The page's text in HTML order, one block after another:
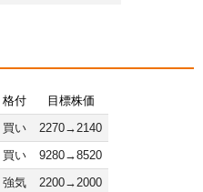
格付
目標株価
買い
2270→2140
買い
9280→8520
強気
2200→2000